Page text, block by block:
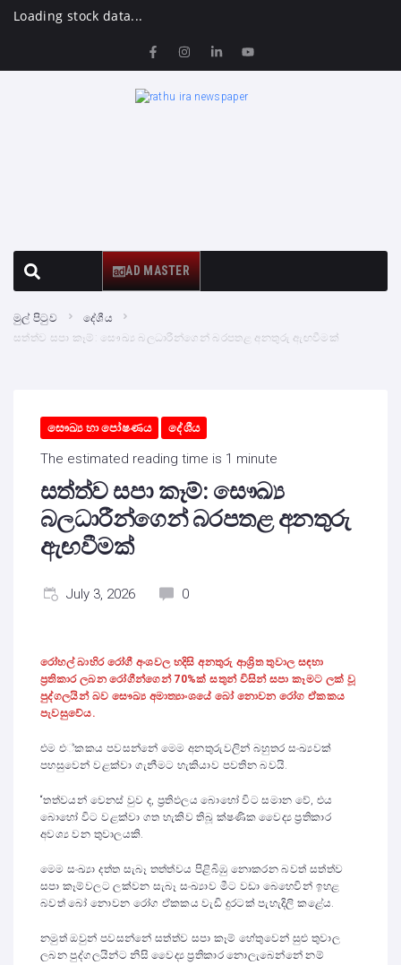
Loading stock data...
AD MASTER
මුල් පිටුව
දේශීය
සත්ත්ව සපා කෑම්: සෞඛ්‍ය බලධාරීන්ගෙන් බරපතළ අනතුරු ඇඟවීමක්
සෞඛ්‍ය හා පෝෂණය දේශීය
The estimated reading time is 1 minute
සත්ත්ව සපා කෑම්: සෞඛ්‍ය
බලධාරීන්ගෙන් බරපතළ අනතුරු
ඇඟවීමක්
July 3, 2026 0
රෝහල් බාහිර රෝගී අංශවල හදිසි අනතුරු ආශ්‍රිත තුවාල සඳහා
ප්‍රතිකාර ලබන රෝගීන්ගෙන් 70%ක් සතුන් විසින් සපා කෑමට ලක් වූ
පුද්ගලයින් බව සෞඛ්‍ය අමාත්‍යාංශයේ බෝ නොවන රෝග ඒකකය
පැවසුවේය.
එම එ්කකය පවසන්නේ මෙම අනතුරුවලින් බහුතර සංඛ්‍යවක්
පහසුවෙන් වළක්වා ගැනීමට හැකියාව පවතින බවයි.
“තත්වයන් වෙනස් වුව ද, ප්‍රතිඵලය බොහෝ විට සමාන වේ, එය
බොහෝ විට වළක්වා ගත හැකිව තිබූ ක්ෂණික වෛද්‍ය ප්‍රතිකාර
අවශ්‍ය වන තුවාලයකි.
මෙම සංඛ්‍යා දත්ත සැබෑ තත්ත්වය පිළිබිඹු නොකරන බවත් සත්ත්ව
සපා කෑම්වලට ලක්වන සැබෑ සංඛ්‍යාව මීට වඩා බෙහෙවින් ඉහළ
බවත් බෝ නොවන රෝග ඒකකය වැඩි දුරටක් පැහැදිලි කළේය.
නමුත් ඔවුන් පවසන්නේ සත්ත්ව සපා කෑම් හේතුවෙන් සුළු තුවාල
ලබන පුද්ගලයින්ට නිසි වෛද්‍ය ප්‍රතිකාර නොලැබෙන්නේ නම්